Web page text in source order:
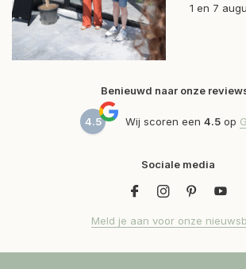
1 en 7
Benieuwd naar onze
4.5 Wij scoren een 4.5 op
Sociale media
Meld je aan voor onze